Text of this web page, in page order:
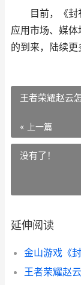
目前，《封神
应用市场、媒
的到来，陆续
王者荣耀赵云
« 上一篇
没有了！
延伸阅读
金山游戏《
王者荣耀赵